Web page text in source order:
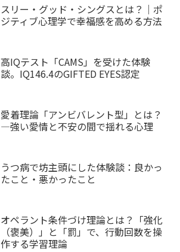
スリー・グッド・シングスとは？｜ポ
ジティブ心理学で幸福感を高める方法
高IQテスト「CAMS」を受けた体験
談。IQ146.4のGIFTED EYES認定
愛着理論「アンビバレント型」とは？
—強い愛情と不安の間で揺れる心理
うつ病で坊主頭にした体験談：良かっ
たこと・悪かったこと
オペラント条件づけ理論とは？「強化
（褒美）」と「罰」で、行動回数を操
作する学習理論